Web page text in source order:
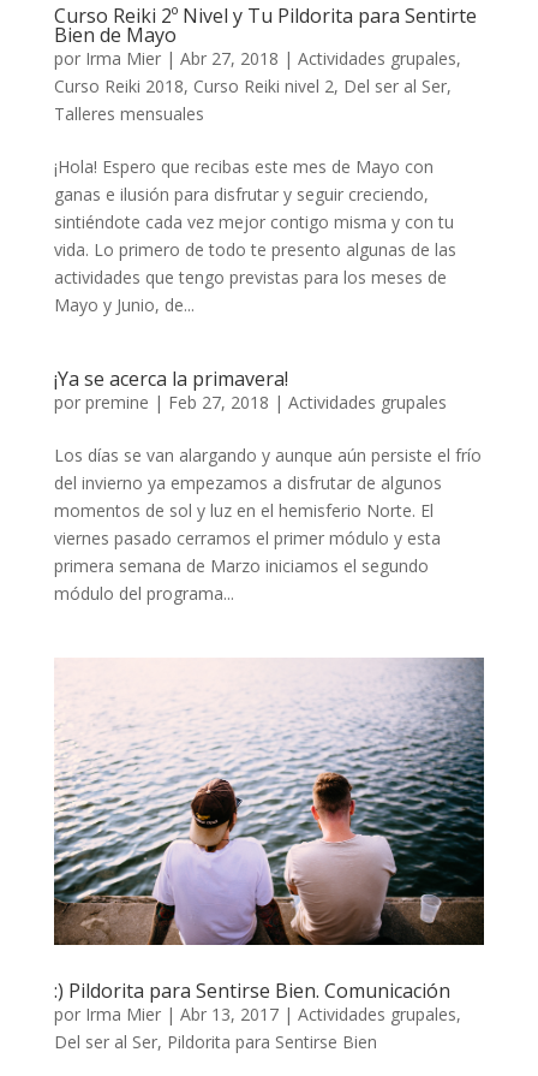
Curso Reiki 2º Nivel y Tu Pildorita para Sentirte
Bien de Mayo
por Irma Mier| Abr 27, 2018 | Actividades grupales,
Curso Reiki 2018, Curso Reiki nivel 2, Del ser al Ser,
Talleres mensuales
¡Hola! Espero que recibas este mes de Mayo con
ganas e ilusión para disfrutar y seguir creciendo,
sintiéndote cada vez mejor contigo misma y con tu
vida. Lo primero de todo te presento algunas de las
actividades que tengo previstas para los meses de
Mayo y Junio, de...
¡Ya se acerca la primavera!
por premine | Feb 27, 2018 | Actividades grupales
Los días se van alargando y aunque aún persiste el frío
del invierno ya empezamos a disfrutar de algunos
momentos de sol y luz en el hemisferio Norte. El
viernes pasado cerramos el primer módulo y esta
primera semana de Marzo iniciamos el segundo
módulo del programa...
:) Pildorita para Sentirse Bien. Comunicación
por Irma Mier| Abr 13, 2017| Actividades grupales,
Del ser al Ser, Pildorita para Sentirse Bien